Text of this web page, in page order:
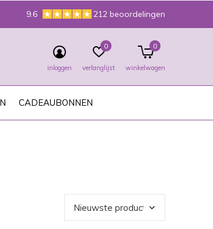
CADEAUBONNEN
inloggen verlanglijst
0
winkelwagen
0
9.6 212 beoordelingen